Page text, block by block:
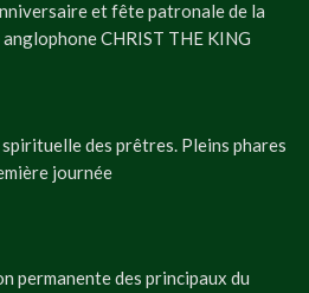
et fête patronale de la
CHRIST THE KING
des prêtres. Pleins phares
journée
permanente des principaux du